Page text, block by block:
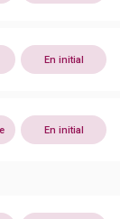
En initial
En initial